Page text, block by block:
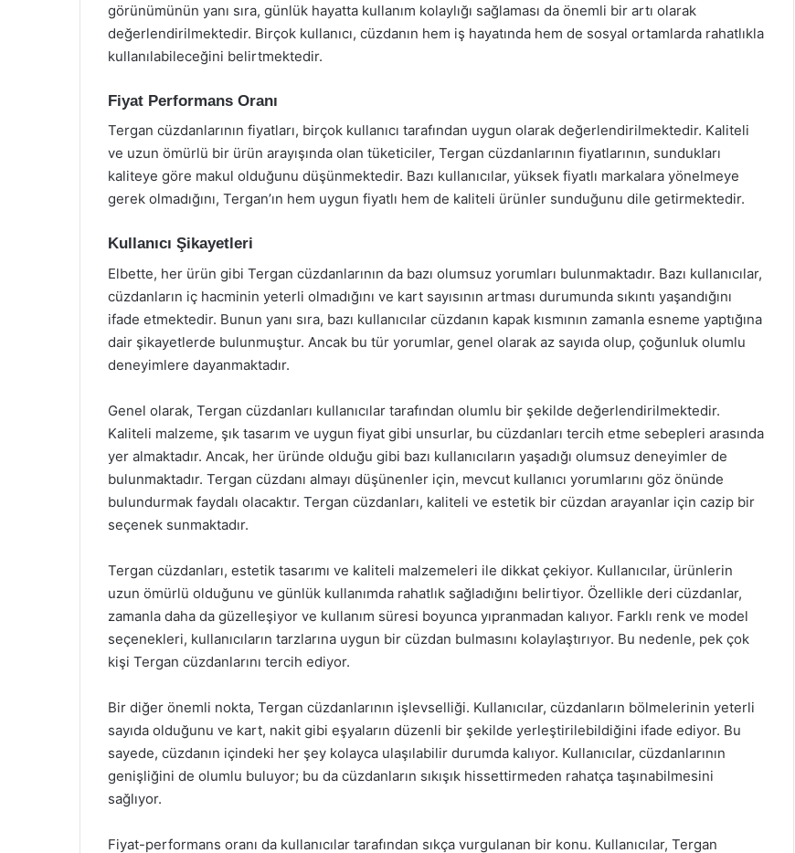
görünümünün yanı sıra, günlük hayatta kullanım kolaylığı sağlaması da önemli bir artı olarak
değerlendirilmektedir. Birçok kullanıcı, cüzdanın hem iş hayatında hem de sosyal ortamlarda rahatlıkla
kullanılabileceğini belirtmektedir.
Fiyat Performans Oranı
Tergan cüzdanlarının fiyatları, birçok kullanıcı tarafından uygun olarak değerlendirilmektedir. Kaliteli
ve uzun ömürlü bir ürün arayışında olan tüketiciler, Tergan cüzdanlarının fiyatlarının, sundukları
kaliteye göre makul olduğunu düşünmektedir. Bazı kullanıcılar, yüksek fiyatlı markalara yönelmeye
gerek olmadığını, Tergan’ın hem uygun fiyatlı hem de kaliteli ürünler sunduğunu dile getirmektedir.
Kullanıcı Şikayetleri
Elbette, her ürün gibi Tergan cüzdanlarının da bazı olumsuz yorumları bulunmaktadır. Bazı kullanıcılar,
cüzdanların iç hacminin yeterli olmadığını ve kart sayısının artması durumunda sıkıntı yaşandığını
ifade etmektedir. Bunun yanı sıra, bazı kullanıcılar cüzdanın kapak kısmının zamanla esneme yaptığına
dair şikayetlerde bulunmuştur. Ancak bu tür yorumlar, genel olarak az sayıda olup, çoğunluk olumlu
deneyimlere dayanmaktadır.
Genel olarak, Tergan cüzdanları kullanıcılar tarafından olumlu bir şekilde değerlendirilmektedir.
Kaliteli malzeme, şık tasarım ve uygun fiyat gibi unsurlar, bu cüzdanları tercih etme sebepleri arasında
yer almaktadır. Ancak, her üründe olduğu gibi bazı kullanıcıların yaşadığı olumsuz deneyimler de
bulunmaktadır. Tergan cüzdanı almayı düşünenler için, mevcut kullanıcı yorumlarını göz önünde
bulundurmak faydalı olacaktır. Tergan cüzdanları, kaliteli ve estetik bir cüzdan arayanlar için cazip bir
seçenek sunmaktadır.
Tergan cüzdanları, estetik tasarımı ve kaliteli malzemeleri ile dikkat çekiyor. Kullanıcılar, ürünlerin
uzun ömürlü olduğunu ve günlük kullanımda rahatlık sağladığını belirtiyor. Özellikle deri cüzdanlar,
zamanla daha da güzelleşiyor ve kullanım süresi boyunca yıpranmadan kalıyor. Farklı renk ve model
seçenekleri, kullanıcıların tarzlarına uygun bir cüzdan bulmasını kolaylaştırıyor. Bu nedenle, pek çok
kişi Tergan cüzdanlarını tercih ediyor.
Bir diğer önemli nokta, Tergan cüzdanlarının işlevselliği. Kullanıcılar, cüzdanların bölmelerinin yeterli
sayıda olduğunu ve kart, nakit gibi eşyaların düzenli bir şekilde yerleştirilebildiğini ifade ediyor. Bu
sayede, cüzdanın içindeki her şey kolayca ulaşılabilir durumda kalıyor. Kullanıcılar, cüzdanlarının
genişliğini de olumlu buluyor; bu da cüzdanların sıkışık hissettirmeden rahatça taşınabilmesini
sağlıyor.
Fiyat-performans oranı da kullanıcılar tarafından sıkça vurgulanan bir konu. Kullanıcılar, Tergan